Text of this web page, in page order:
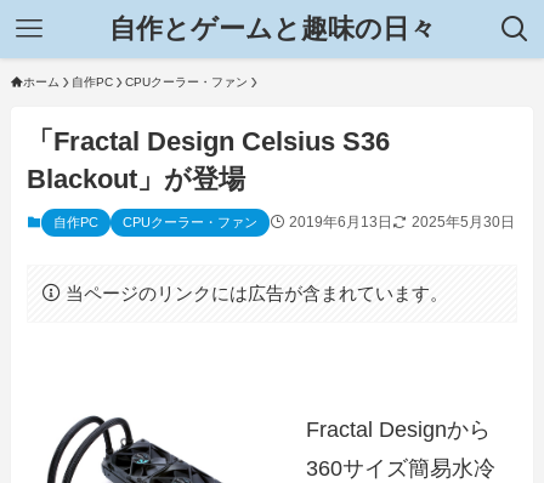
自作とゲームと趣味の日々
ホーム 自作PC CPUクーラー・ファン
「Fractal Design Celsius S36
Blackout」が登場
自作PC CPUクーラー・ファン 2019年6月13日 2025年5月30日
当ページのリンクには広告が含まれています。
Fractal Designから
360サイズ簡易水冷